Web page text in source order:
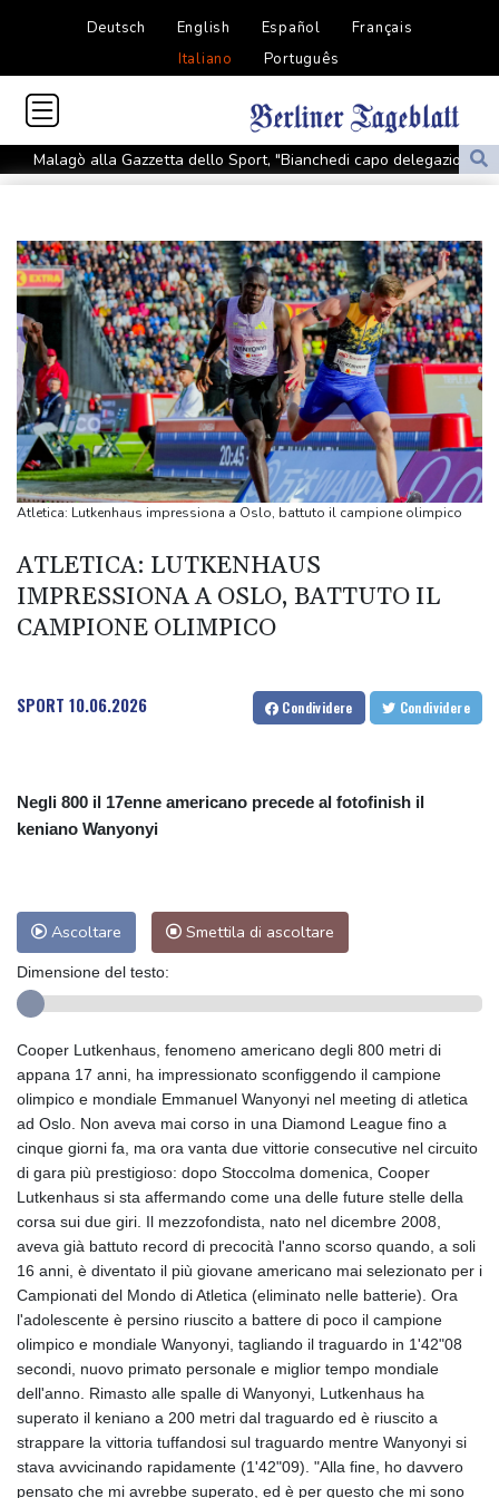
Deutsch English Español
Français
Italiano
Português
Malagò alla Gazzetta dello Sport, "Bianchedi capo delegazione
Azzurri"
produzione di armi'
'Pentagono ha chiesto alle industrie della difesa di accelerare la
produzione di armi'
La British Columbia dichiara lo stato d'emergenza per i roghi,
20.000 evacuati
La British Columbia dichiara lo stato d'emergenza per i roghi,
20.000 evacuati
I candidati politici Lgbtq+ in Quebec segnalano un'ondata di odio
online
online
Esercito Yemen, 'gli Houthi hanno ripreso gli attacchi a Marib'
Esercito Yemen, 'gli Houthi hanno ripreso gli attacchi a Marib'
Atletica: Lutkenhaus impressiona a Oslo, battuto il campione olimpico
ATLETICA: LUTKENHAUS
IMPRESSIONA A OSLO, BATTUTO IL
CAMPIONE OLIMPICO
SPORT 10.06.2026 Condividere Condividere
Negli 800 il 17enne americano precede al fotofinish il
keniano Wanyonyi
Ascoltare Smettila di ascoltare
Dimensione del testo:
Cooper Lutkenhaus, fenomeno americano degli 800 metri di
appana 17 anni, ha impressionato sconfiggendo il campione
olimpico e mondiale Emmanuel Wanyonyi nel meeting di atletica
ad Oslo. Non aveva mai corso in una Diamond League fino a
cinque giorni fa, ma ora vanta due vittorie consecutive nel circuito
di gara più prestigioso: dopo Stoccolma domenica, Cooper
Lutkenhaus si sta affermando come una delle future stelle della
corsa sui due giri. Il mezzofondista, nato nel dicembre 2008,
aveva già battuto record di precocità l'anno scorso quando, a soli
16 anni, è diventato il più giovane americano mai selezionato per i
Campionati del Mondo di Atletica (eliminato nelle batterie). Ora
l'adolescente è persino riuscito a battere di poco il campione
olimpico e mondiale Wanyonyi, tagliando il traguardo in 1'42"08
secondi, nuovo primato personale e miglior tempo mondiale
dell'anno. Rimasto alle spalle di Wanyonyi, Lutkenhaus ha
superato il keniano a 200 metri dal traguardo ed è riuscito a
strappare la vittoria tuffandosi sul traguardo mentre Wanyonyi si
stava avvicinando rapidamente (1'42"09). "Alla fine, ho davvero
pensato che mi avrebbe superato, ed è per questo che mi sono